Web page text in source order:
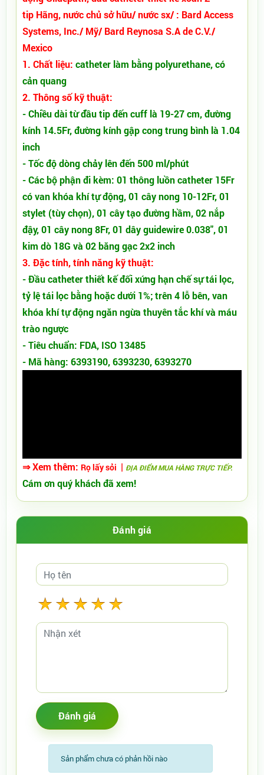
tip Hãng, nước chủ sở hữu/ nước sx/ : Bard Access
Systems, Inc./ Mỹ/ Bard Reynosa S.A de C.V./
Mexico
1. Chất liệu: catheter làm bằng polyurethane, có
cản quang
2. Thông số kỹ thuật:
- Chiều dài từ đầu tip đến cuff là 19-27 cm, đường
kính 14.5Fr, đường kính gập cong trung bình là 1.04
inch
- Tốc độ dòng chảy lên đến 500 ml/phút
- Các bộ phận đi kèm: 01 thông luồn catheter 15Fr
có van khóa khí tự động, 01 cây nong 10-12Fr, 01
stylet (tùy chọn), 01 cây tạo đường hầm, 02 nắp
đậy, 01 cây nong 8Fr, 01 dây guidewire 0.038", 01
kim dò 18G và 02 băng gạc 2x2 inch
3. Đặc tính, tính năng kỹ thuật:
- Đầu catheter thiết kế đối xứng hạn chế sự tái lọc,
tỷ lệ tái lọc bằng hoặc dưới 1%; trên 4 lỗ bên, van
khóa khí tự động ngăn ngừa thuyên tắc khí và máu
trào ngược
- Tiêu chuẩn: FDA, ISO 13485
- Mã hàng: 6393190, 6393230, 6393270
⇒ Xem thêm: Rọ lấy sỏi | ĐỊA ĐIỂM MUA HÀNG TRỰC TIẾP.
Cám ơn quý khách đã xem!
Đánh giá
Sản phẩm chưa có phản hồi nào